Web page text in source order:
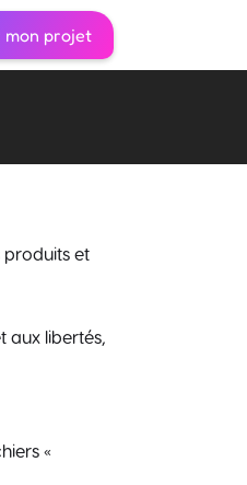
mon projet
produits et
aux libertés,
«